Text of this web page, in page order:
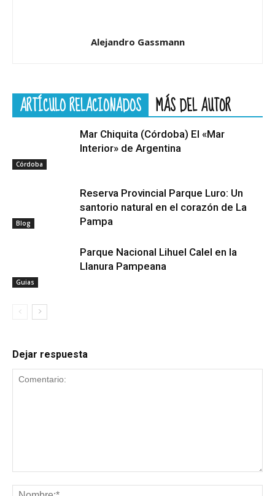
Alejandro Gassmann
ARTÍCULO RELACIONADOS MÁS DEL AUTOR
Córdoba
Mar Chiquita (Córdoba) El «Mar
Interior» de Argentina
Blog
Reserva Provincial Parque Luro: Un
santorio natural en el corazón de La
Pampa
Guias
Parque Nacional Lihuel Calel en la
Llanura Pampeana
Dejar respuesta